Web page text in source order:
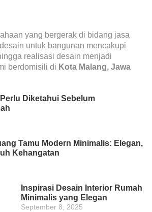
yang bergerak di bidang jasa
untuk bangunan mencakupi
realisasi desain menjadi
berdomisili di Kota Malang, Jawa
Diketahui Sebelum
Tamu Modern Minimalis: Elegan,
Kehangatan
Inspirasi Desain Interior Rumah
Minimalis yang Elegan
September 8, 2025